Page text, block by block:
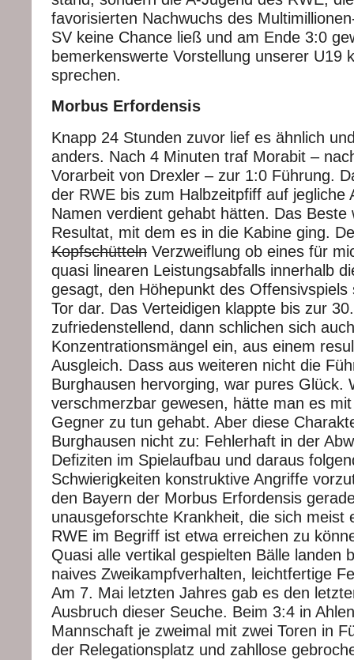
favorisierten Nachwuchs des
SV keine Chance ließ und am Ende 3:0
bemerkenswerte Vorstellung unserer U19
sprechen.
Morbus Erfordensis
Knapp 24 Stunden zuvor lief es ähnlich
anders. Nach 4 Minuten traf Morabit –
Vorarbeit von Drexler – zur 1:0 Führung.
der RWE bis zum Halbzeitpfiff auf jegliche
Namen verdient gehabt hätten. Das Beste
Resultat, mit dem es in die Kabine ging.
Kopfschütteln Verzweiflung ob eines für
quasi linearen Leistungsabfalls innerhalb
gesagt, den Höhepunkt des Offensivspiels
Tor dar. Das Verteidigen klappte bis zur
zufriedenstellend, dann schlichen sich
Konzentrationsmängel ein, aus einem
Ausgleich. Dass aus weiteren nicht die
Burghausen hervorging, war pures Glück.
verschmerzbar gewesen, hätte man es
Gegner zu tun gehabt. Aber diese
Burghausen nicht zu: Fehlerhaft in der
Defiziten im Spielaufbau und daraus
Schwierigkeiten konstruktive Angriffe
den Bayern der Morbus Erfordensis
unausgeforschte Krankheit, die sich meist
RWE im Begriff ist etwa erreichen zu
Quasi alle vertikal gespielten Bälle landen
naives Zweikampfverhalten, leichtfertige
Am 7. Mai letzten Jahres gab es den
Ausbruch dieser Seuche. Beim 3:4 in
Mannschaft je zweimal mit zwei Toren in
der Relegationsplatz und zahllose